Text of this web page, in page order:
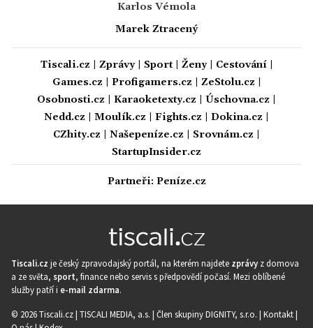
Karlos Vémola
Marek Ztracený
Tiscali.cz Zprávy| Sport| Ženy| Cestování|
Games.cz
Profigamers.cz ZeStolu.cz
Osobnosti.cz
Karaoketexty.cz Úschovna.cz
Nedd.cz
Moulík.cz Fights.cz Dokina.cz
CZhity.cz
Našepeníze.cz Srovnám.cz
StartupInsider.cz
Partneři: Peníze.cz
Tiscali.cz je český zpravodajský portál, na kterém najdete zprávy z domova
a ze světa, sport, finance nebo servis s předpovědí počasí. Mezi oblíbené
služby patří i e-mail zdarma.
© 2026 Tiscali.cz | TISCALI MEDIA, a.s. | Člen skupiny DIGNITY, s.r.o. | Kontakt|